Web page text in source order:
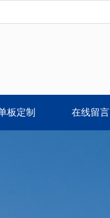
板定制 在线留言